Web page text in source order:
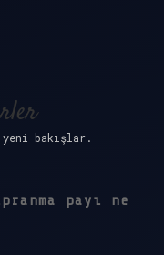
bakışlar.
payı ne